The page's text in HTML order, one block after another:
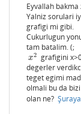
Eyvallah
Yalniz sorulari
grafigi mi gibi.
Cukurlugun
tam batalim. (;
x2
x2 grafigini
degerler
teget egimi
olmali bu da
olan ne? Şuraya